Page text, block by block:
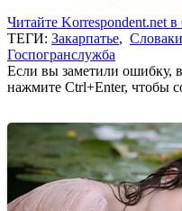
Читайте Korrespondent.net
ТЕГИ: Закарпатье,
Госпогранслужба
Если вы заметили ошибку,
нажмите Ctrl+Enter, чтобы